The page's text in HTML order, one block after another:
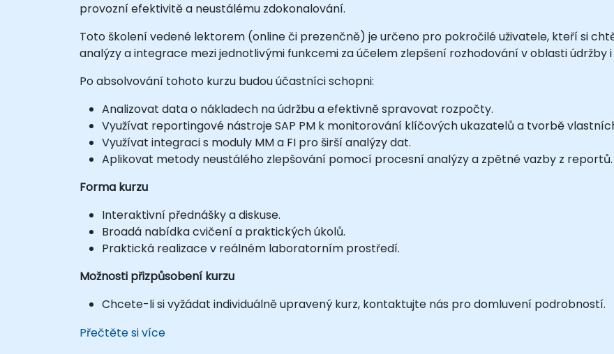
provozní efektivitě a neustálému zdokonalování.
Toto školení vedené lektorem (online či prezenčně) je určeno pro pokročilé uživatele, kteří si
analýzy a integrace mezi jednotlivými funkcemi za účelem zlepšení rozhodování v oblasti údržby
Po absolvování tohoto kurzu budou účastníci schopni:
Analizovat data o nákladech na údržbu a efektivně spravovat rozpočty.
Využívat reportingové nástroje SAP PM k monitorování klíčových ukazatelů a tvorbě
Využívat integraci s moduly MM a FI pro širší analýzy dat.
Aplikovat metody neustálého zlepšování pomocí procesní analýzy a zpětné vazby z reportů.
Forma kurzu
Interaktivní přednášky a diskuse.
Broadá nabídka cvičení a praktických úkolů.
Praktická realizace v reálném laboratorním prostředí.
Možnosti přizpůsobení kurzu
Chcete-li si vyžádat individuálně upravený kurz, kontaktujte nás pro domluvení podrobností.
Přečtěte si více